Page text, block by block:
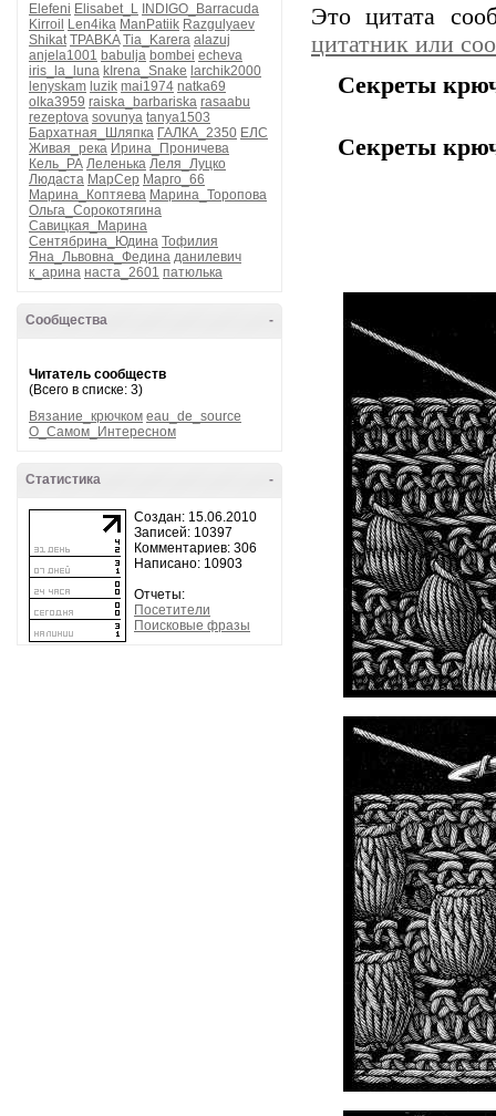
Elefeni Elisabet_L INDIGO_Barracuda
Kirroil
Len4ika ManPatiik Razgulyaev
Shikat TPABKA Tia_Karera alazuj
anjela1001 babulja bombei echeva
iris_la_luna kIrena_Snake larchik2000
lenyskam luzik mai1974 natka69
olka3959 raiska_barbariska rasaabu
rezeptova sovunya tanya1503
Бархатная_Шляпка ГАЛКА_2350 ЕЛС
Живая_река Ирина_Проничева
Кель_РА Леленька Леля_Луцко
Людаста МарСер Марго_66
Марина_Коптяева Марина_Торопова
Ольга_Сорокотягина
Савицкая_Марина
Сентябрина_Юдина Тофилия
Яна_Львовна_Федина данилевич
к_арина наста_2601 патюлька
-
Сообщества
Читатель сообществ
(Всего в списке: 3)
Вязание_крючком eau_de_source
О_Самом_Интересном
-
Статистика
Создан: 15.06.2010
Записей: 10397
Комментариев: 306
Написано: 10903
Отчеты:
Посетители
Поисковые фразы
Это цитата
цитатник или
Секреты
Секреты